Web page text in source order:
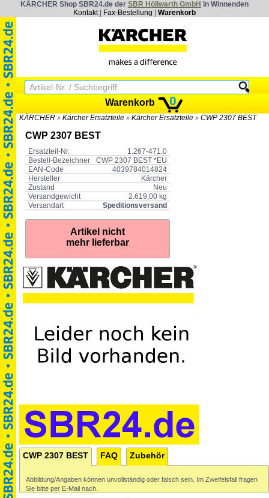
KÄRCHER Shop SBR24.de der SBR Höllwarth GmbH in Winnenden
Kontakt| Fax-Bestellung Warenkorb
Warenkorb 0
KÄRCHER » Kärcher Ersatzteile » Kärcher Ersatzteile » CWP 2307 BEST
CWP 2307 BEST
Ersatzteil-Nr.
1.267-471.0
Bestell-Bezeichner
CWP 2307 BEST *EU
EAN-Code
4039784014824
Hersteller
Kärcher
Zustand
Neu
Versandgewicht
2.619,00 kg
Versandart
Speditionsversand
Artikel nicht
mehr lieferbar
CWP 2307 BEST FAQ Zubehör
Abbildung/Angaben können unvollständig oder falsch sein. Im Zweifelsfall fragen
Sie bitte per E-Mail nach.